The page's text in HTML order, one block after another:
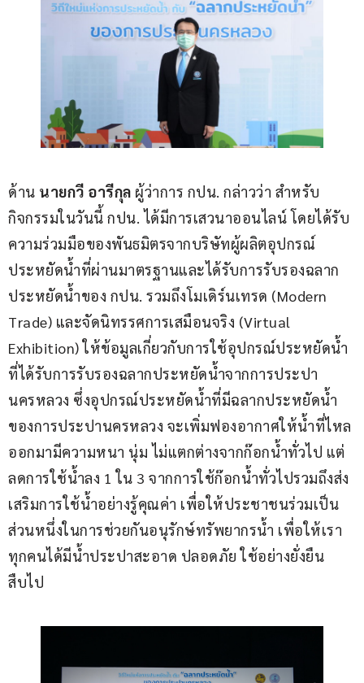
ด้าน นายกวี อารีกุล ผู้ว่าการ กปน. กล่าวว่า สำหรับ
กิจกรรมในวันนี้ กปน. ได้มีการเสวนาออนไลน์ โดยได้รับ
ความร่วมมือของพันธมิตรจากบริษัทผู้ผลิตอุปกรณ์
ประหยัดน้ำที่ผ่านมาตรฐานและได้รับการรับรองฉลาก
ประหยัดน้ำของ กปน. รวมถึงโมเดิร์นเทรด (Modern
Trade) และจัดนิทรรศการเสมือนจริง (Virtual
Exhibition) ให้ข้อมูลเกี่ยวกับการใช้อุปกรณ์ประหยัดน้ำ
ที่ได้รับการรับรองฉลากประหยัดน้ำจากการประปา
นครหลวง ซึ่งอุปกรณ์ประหยัดน้ำที่มีฉลากประหยัดน้ำ
ของการประปานครหลวง จะเพิ่มฟองอากาศให้น้ำที่ไหล
ออกมามีความหนา นุ่ม ไม่แตกต่างจากก๊อกน้ำทั่วไป แต่
ลดการใช้น้ำลง 1 ใน 3 จากการใช้ก๊อกน้ำทั่วไปรวมถึงส่ง
เสริมการใช้น้ำอย่างรู้คุณค่า เพื่อให้ประชาชนร่วมเป็น
ส่วนหนึ่งในการช่วยกันอนุรักษ์ทรัพยากรน้ำ เพื่อให้เรา
ทุกคนได้มีน้ำประปาสะอาด ปลอดภัย ใช้อย่างยั่งยืน
สืบไป